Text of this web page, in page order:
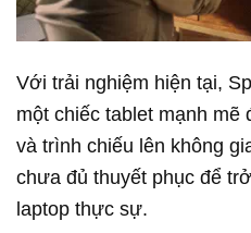
Với trải nghiệm hiện tại,
một chiếc tablet mạnh
và trình chiếu lên không
chưa đủ thuyết phục để
laptop thực sự.